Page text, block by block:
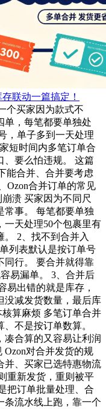
联动一篇搞定！
个买家因为款式不
单，每笔都要单独处
，单子多到一天处理
短时间内多笔订单合
、要么怕违规。 这篇
能合并、合并要考虑
Ozon合并订单的常见
溃 买家因为不同尺
常事。 每笔都要单独
一天处理50个包裹里有
。 2、找不到合并入
列表默认是按订单号
同行。 要合并就得靠
易漏单。 3、合并后
易出错的就是库存，
没减发货数量，最后库
算麻烦 多笔订单合并
不是按订单数算。
凑合算的又容易让利润
Ozon对合并发货的规
并、买家已选特惠物流
重新发货，重则被平
把订单批量处理、合
条流水线上跑，靠一个